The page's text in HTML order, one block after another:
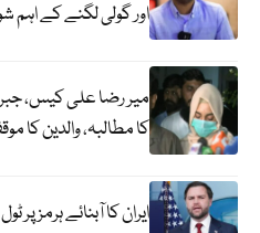
اور گولی لگنے کے اہم
میر رضا علی کیس،
کا مطالبہ، والدین کا
ایران کا آبنائے ہرمز پر